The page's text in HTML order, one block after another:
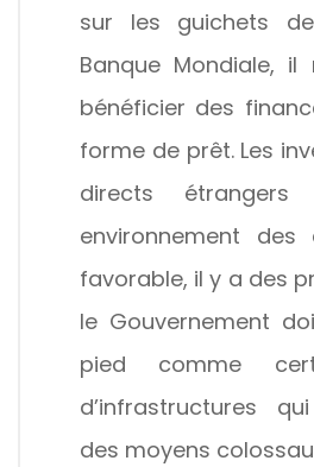
sur les guichets
Banque Mondiale,
bénéficier des
forme de prêt. Les
directs étrangers
environnement
favorable, il y a des
le Gouvernement
pied comme
d’infrastructures
des moyens